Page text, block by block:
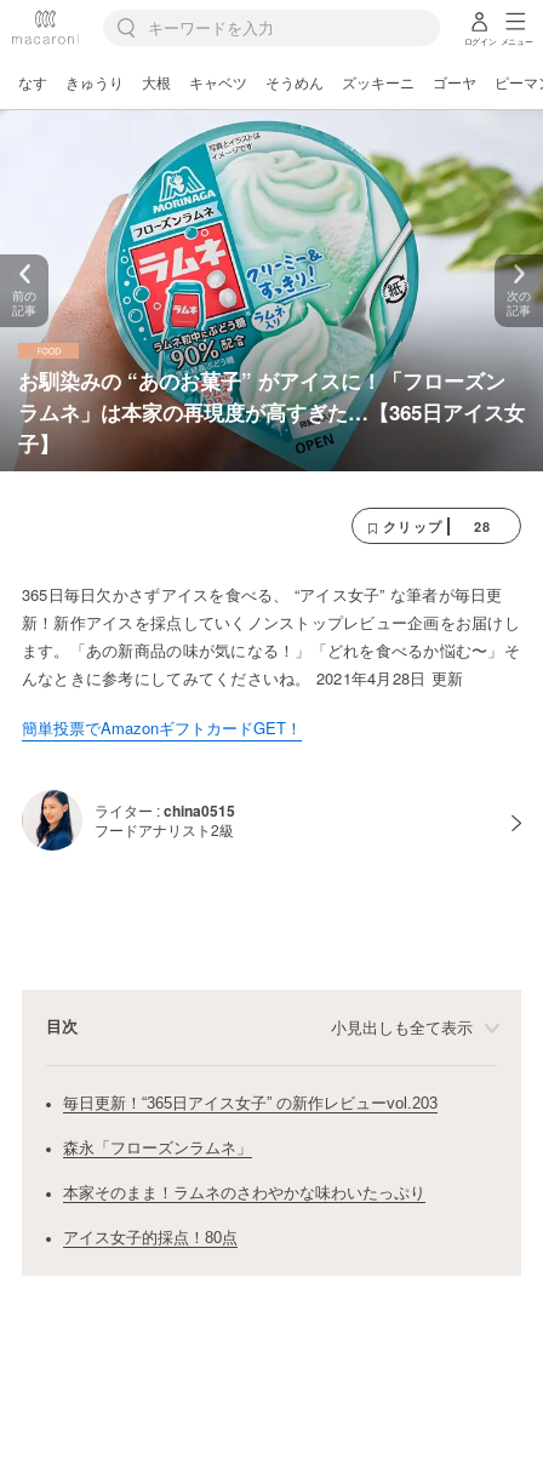
ログイン メニュー
なす きゅうり 大根 キャベツ そうめん ズッキーニ ゴーヤ ピーマ
お馴染みの “あのお菓子” がアイスに！「フローズン
ラムネ」は本家の再現度が高すぎた…【365日アイス女
子】
前の
記事
次の
記事
クリップ 28
365日毎日欠かさずアイスを食べる、 “アイス女子” な筆者が毎日更
新！新作アイスを採点していくノンストップレビュー企画をお届けし
ます。「あの新商品の味が気になる！」「どれを食べるか悩む〜」そ
んなときに参考にしてみてくださいね。 2021年4月28日 更新
簡単投票でAmazonギフトカードGET！
ライター :china0515
フードアナリスト2級
目次 小見出しも全て表示
毎日更新！“365日アイス女子” の新作レビューvol.203
森永「フローズンラムネ」
本家そのまま！ラムネのさわやかな味わいたっぷり
アイス女子的採点！80点